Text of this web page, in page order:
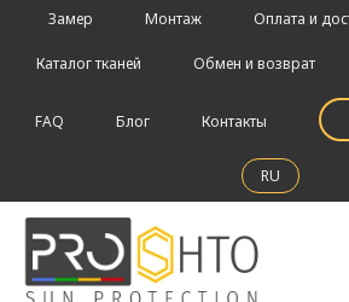
Замер Монтаж Оплата и
Каталог тканей Обмен и возврат
FAQ Блог Контакты
RU